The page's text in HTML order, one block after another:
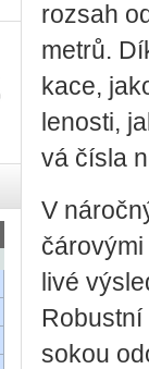
roz­sah
metrů.
ka­ce,
le­nos­ti,
vá čísla
V
li­vé
so­kou